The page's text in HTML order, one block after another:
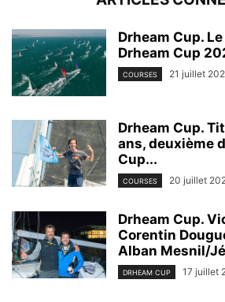
Drheam Cup.
Drheam Cup
COURSES 21 juillet
Drheam Cup.
ans, deuxième
Cup...
COURSES 20 juillet
Drheam Cup.
Corentin
Alban Mesnil/
DRHEAM CUP 17 juillet